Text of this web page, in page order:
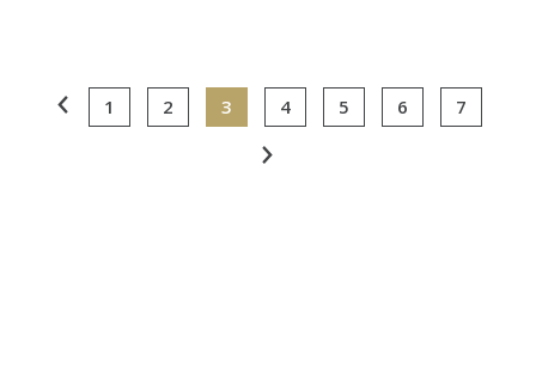
1 2 3 4 5 6 7